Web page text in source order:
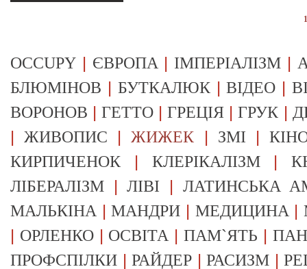
1
OCCUPY | ЄВРОПА | ІМПЕРІАЛІЗМ |
БЛЮМІНОВ | БУТКАЛЮК|ВІДЕО |
ВОРОНОВ |ГЕТТО |ГРЕЦІЯ |ГРУК |
|ЖИВОПИС |ЖИЖЕК | ЗМІ |
КИРПИЧЕНОК | КЛЕРІКАЛІЗМ|
ЛІБЕРАЛІЗМ |ЛІВІ | ЛАТИНСЬКА
МАЛЬКІНА |МАНДРИ | МЕДИЦИНА |
| ОРЛЕНКО| ОСВІТА |ПАМ`ЯТЬ |
ПРОФСПІЛКИ |РАЙДЕР |РАСИЗМ |